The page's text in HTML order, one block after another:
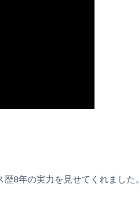
8年の実力を見せてくれました。